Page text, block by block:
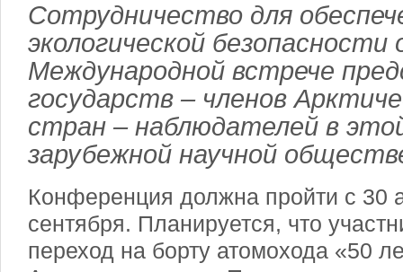
Сотрудничество для
экологической безопасности
Международной встрече
государств – членов
стран – наблюдателей в
зарубежной научной
Конференция должна пройти с 30
сентября. Планируется, что
переход на борту атомохода «50